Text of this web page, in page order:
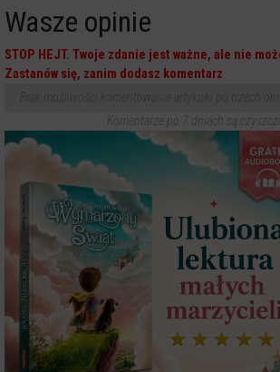
Wasze opinie
STOP HEJT. Twoje zdanie jest ważne, ale nie
Zastanów się, zanim dodasz komentarz
Komentarze po 7 dniach są